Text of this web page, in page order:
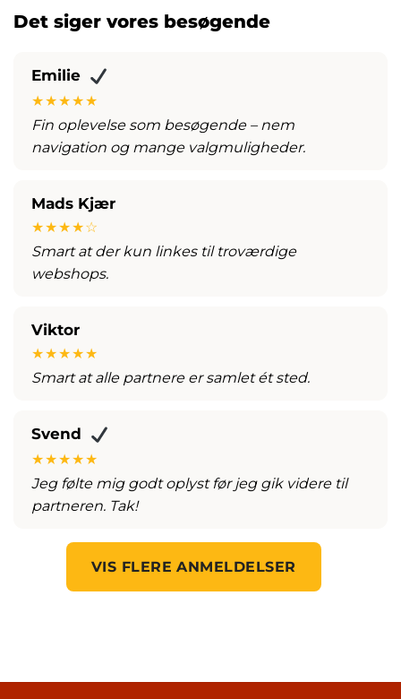
Det siger vores besøgende
Emilie
★★★★★
Fin oplevelse som besøgende – nem
navigation og mange valgmuligheder.
Mads Kjær
★★★★☆
Smart at der kun linkes til troværdige
webshops.
Viktor
★★★★★
Smart at alle partnere er samlet ét sted.
Svend
★★★★★
Jeg følte mig godt oplyst før jeg gik videre til
partneren. Tak!
VIS FLERE ANMELDELSER